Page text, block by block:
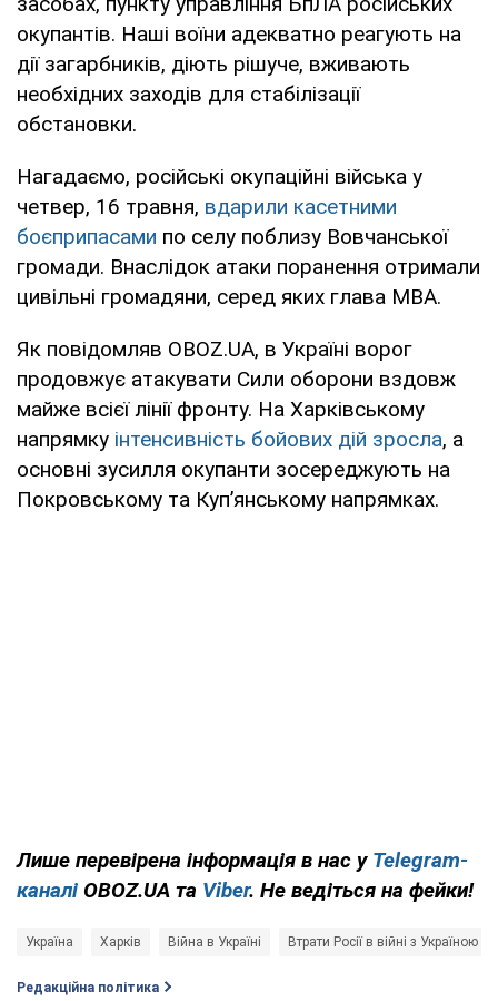
окупантів. Наші воїни адекватно реагують на
дії загарбників, діють рішуче, вживають
необхідних заходів для стабілізації
обстановки.
Нагадаємо, російські окупаційні війська у
четвер, 16 травня, вдарили касетними
боєприпасами по селу поблизу Вовчанської
громади. Внаслідок атаки поранення отримали
цивільні громадяни, серед яких глава МВА.
Як повідомляв OBOZ.UA, в Україні ворог
продовжує атакувати Сили оборони вздовж
майже всієї лінії фронту. На Харківському
напрямку інтенсивність бойових дій зросла, а
основні зусилля окупанти зосереджують на
Покровському та Куп’янському напрямках.
Лише перевірена інформація в нас у Telegram-
каналі OBOZ.UA та Viber. Не ведіться на фейки!
Україна Харків Війна в Україні Втрати Росії в війні з Україною
Редакційна політика